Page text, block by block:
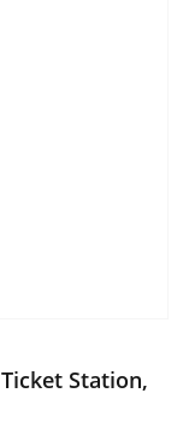
Station,